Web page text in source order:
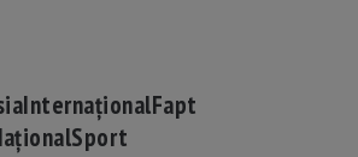
InternaționalFapt
Sport